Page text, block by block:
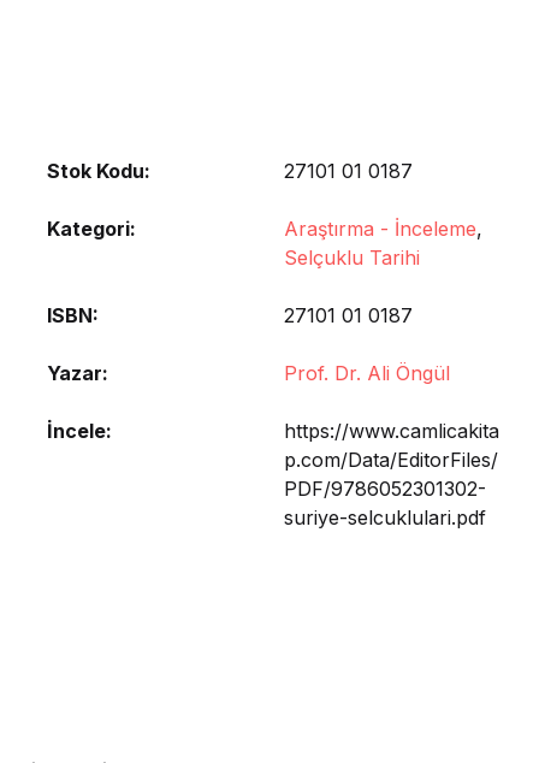
Stok Kodu: 27101 01 0187
Kategori: Araştırma - İnceleme,
Selçuklu Tarihi
ISBN 27101 01 0187
Yazar Prof. Dr. Ali Öngül
İncele
https://www.camlicakita
p.com/Data/EditorFiles/
PDF/9786052301302-
suriye-selcuklulari.pdf